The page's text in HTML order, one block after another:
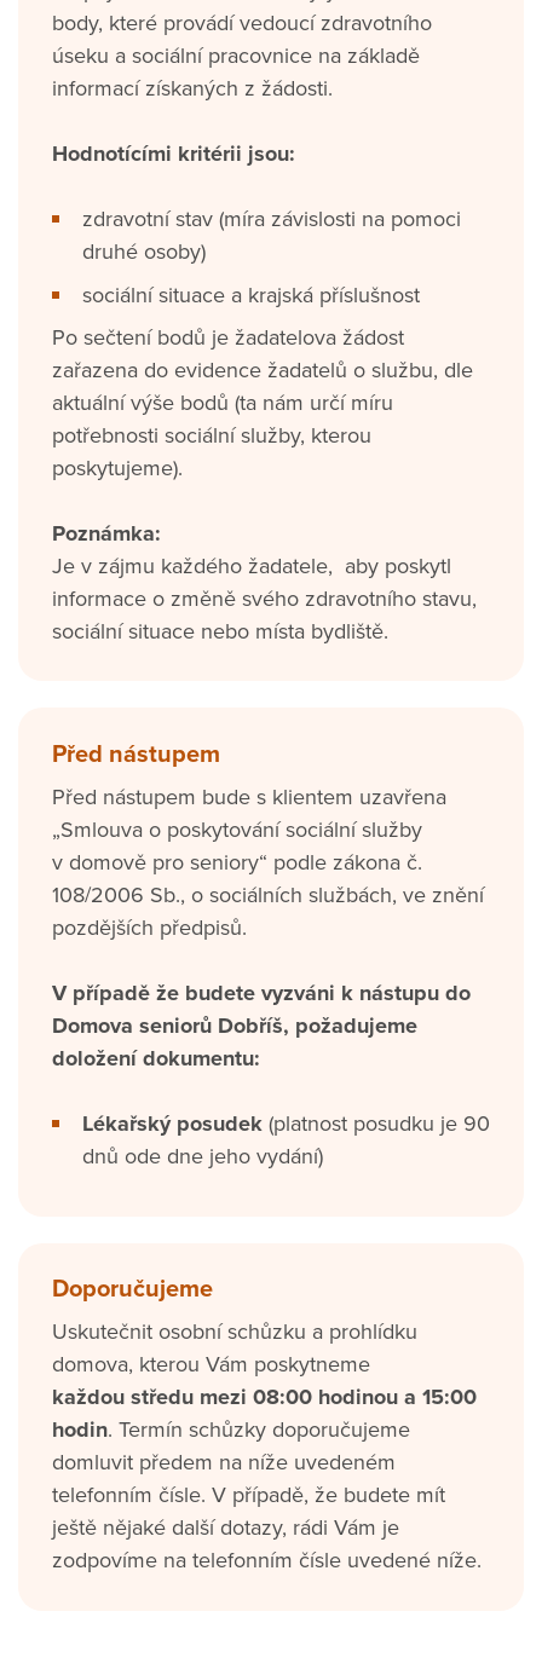
body, které provádí vedoucí zdravotního
úseku a sociální pracovnice na základě
informací získaných z žádosti.
Hodnotícími kritérii jsou:
zdravotní stav (míra závislosti na pomoci
druhé osoby)
sociální situace a krajská příslušnost
Po sečtení bodů je žadatelova žádost
zařazena do evidence žadatelů o službu, dle
aktuální výše bodů (ta nám určí míru
potřebnosti sociální služby, kterou
poskytujeme).
Poznámka:
Je v zájmu každého žadatele, aby poskytl
informace o změně svého zdravotního stavu,
sociální situace nebo místa bydliště.
Před nástupem
Před nástupem bude s klientem uzavřena
„Smlouva o poskytování sociální služby
v domově pro seniory“ podle zákona č.
108/2006 Sb., o sociálních službách, ve znění
pozdějších předpisů.
V případě že budete vyzváni k nástupu do
Domova seniorů Dobříš, požadujeme
doložení dokumentu:
Lékařský posudek (platnost posudku je 90
dnů ode dne jeho vydání)
Doporučujeme
Uskutečnit osobní schůzku a prohlídku
domova, kterou Vám poskytneme
každou středu mezi 08:00 hodinou a 15:00
hodin. Termín schůzky doporučujeme
domluvit předem na níže uvedeném
telefonním čísle. V případě, že budete mít
ještě nějaké další dotazy, rádi Vám je
zodpovíme na telefonním čísle uvedené níže.